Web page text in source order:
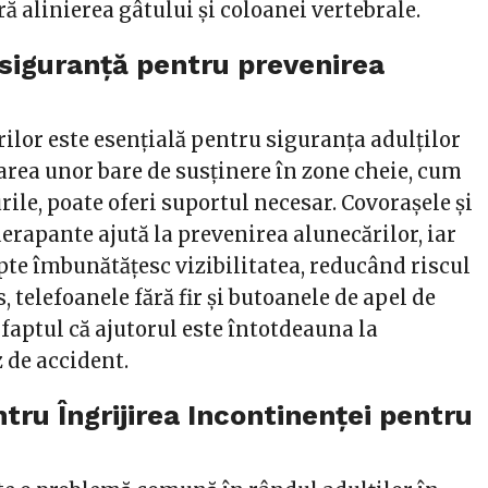
alinierea gâtului și coloanei vertebrale.
pentru prevenirea
este esențială pentru siguranța adulților
unor bare de susținere în zone cheie, cum
poate oferi suportul necesar. Covorașele și
ajută la prevenirea alunecărilor, iar
îmbunătățesc vizibilitatea, reducând riscul
telefoanele fără fir și butoanele de apel de
că ajutorul este întotdeauna la
accident.
Îngrijirea Incontinenței pentru